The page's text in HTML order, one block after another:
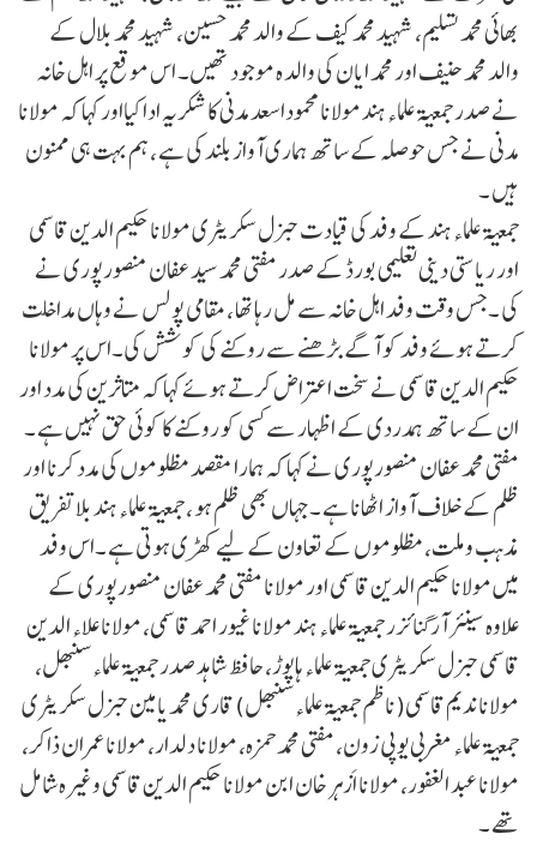
بھائی محمد تسلیم، شہید محمد کیف کے والد محمد حسین، شہید محمد بلال کے
والد محمد حنیف اور محمد ایان کی والد ہ موجود تھیں۔ اس موقع پر اہل خانہ
نے صدر جمعیۃ علماء ہند مولانا محموداسعد مدنی کا شکریہ ادا کیااور کہا کہ مولانا
مدنی نے جس حوصلہ کے ساتھ ہماری آواز بلند کی ہے ، ہم بہت ہی ممنون
ہیں ۔
جمعیۃ علماء ہند کے وفد کی قیادت جنرل سکریٹری مولانا حکیم الدین قاسمی
اور ریاستی دینی تعلیمی بورڈ کے صدر مفتی محمد سید عفان منصورپوری نے
کی ۔جس وقت وفد اہل خانہ سے مل رہا تھا ، مقامی پولس نے وہاں مداخلت
کرتے ہوئے وفد کو آگے بڑھنے سے روکنے کی کوشش کی۔اس پر مولانا
حکیم الدین قاسمی نے سخت اعتراض کرتے ہوئے کہا کہ متاثرین کی مدد اور
ان کے ساتھ ہمدردی کے اظہار سے کسی کو روکنے کا کوئی حق نہیں ہے ۔
مفتی محمد عفان منصورپوری نے کہا کہ ہمارا مقصد مظلوموں کی مدد کرنا اور
ظلم کے خلاف آواز اٹھانا ہے ۔جہاں بھی ظلم ہو ، جمعیۃ علماء ہند بلاتفریق
مذہب وملت، مظلوموں کے تعاون کے لیے کھڑی ہوتی ہے ۔اس وفد
میں مولانا حکیم الدین قاسمی اور مولانا مفتی محمد عفان منصورپوری کے
علاوہ سینئر آرگنائزر جمعیۃ علماء ہند مولانا غیور احمد قاسمی، مولانا علاء الدین
قاسمی جنرل سکریٹری جمعیۃ علماء ہاپوڑ، حافظ شاہد صدر جمعیۃ علماء سنبھل،
مولانا ندیم قاسمی(ناظم جمعیۃ علماء سنبھل) قاری محمد یامین جنرل سکریٹری
جمعیۃ علماء مغربی یوپی زون، مفتی محمد حمزہ، مولانا دلدار، مولانا عمران ذاکر،
مولانا عبد الغفور، مولانا اَزہر خان ابن مولانا حکیم الدین قاسمی وغیرہ شامل
تھے ۔